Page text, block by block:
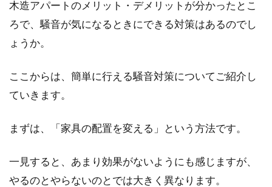
書斎を持つことを夢見る男性も少なくないはず
です...
木造アパートのメリット・デメリットが分かったとこ
ろで、騒音が気になるときにできる対策はあるのでし
ょうか。
ここからは、簡単に行える騒音対策についてご紹介し
ていきます。
まずは、「家具の配置を変える」という方法です。
一見すると、あまり効果がないようにも感じますが、
やるのとやらないのとでは大きく異なります。